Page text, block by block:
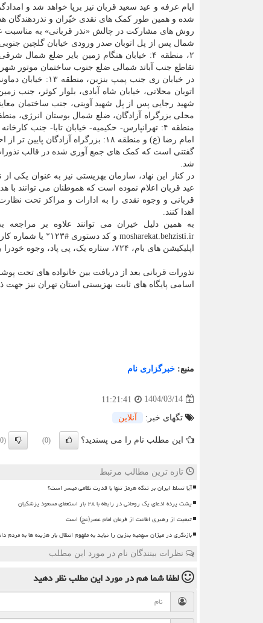
ایام عرفه و عید سعید قربان نیز برپا خواهد شد و
شده و همین طور کمک های نقدی خیّران و نذردهندگان
امام رضا (ع) و منطقه ۱۸: بزرگراه آزادگان پایین تر از احمدآباد مستوفی، جنب پارک آزادشهر درنظر گرفته شده است.
گفتنی است که کمک های جمع آوری شده در قالب نذورات
شد.
در کنار این نهاد، سازمان بهزیستی نیز به عنوان
عید قربان اعلام نموده است که هموطنان می
قربانی و وجوه نقدی را به ادارات و مراکز تحت
اهدا کنند.
به همین دلیل خیران می توانند علاوه بر
اپلیکیشن های بام، ۷۲۴، ستاره یک، پی پاد، وجوه خودرا با نیت رفع مشکلات هموطنان نیازمند حمایت خود واریز نمایند.
نذورات قربانی بعد از دریافت بین خانواده های تحت
اسامی پایگاه های ثابت بهزیستی استان تهران نیز
منبع: خبرگزاری نام
1404/03/14
11:21:41
تگهای خبر: آنلاین
این مطلب نام را می پسندید؟ (0)
(0)
تازه ترین مطالب مرتبط
آیا تسلط ایران بر تنگه هرمز تنها با قدرت نظامی میسر است؟
پشت پرده ادعای یک روحانی در رابطه با ۲۸ بار استعفای مسعود پزشکیان
تبعیت از رهبری اطاعت از فرمان امام عصر(عج) است
بازنگری در میزان سهمیه بنزین را نباید به مفهوم انتقال بار هزینه ها به مردم
نظرات بینندگان نام در مورد این مطلب
لطفا شما همدر مورد این مطلبنظر دهید